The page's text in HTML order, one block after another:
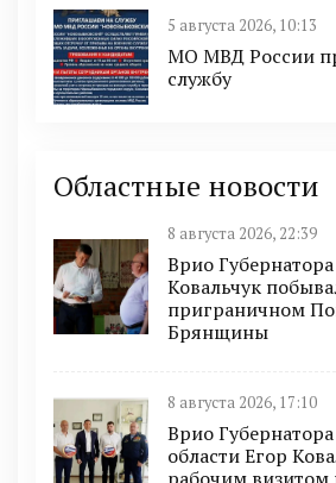
5 августа 2026, 10:13
МО МВД России
службу
Областные новости
8 августа 2026, 22:39
Врио
Ковальчук
приграничном
Брянщины
8 августа 2026, 17:10
Врио
области Егор